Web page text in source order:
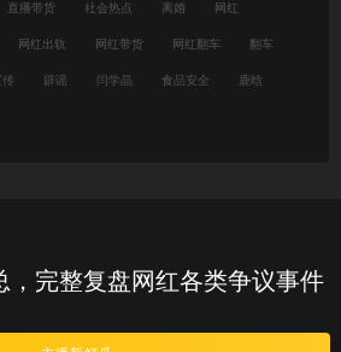
直播带货 社会热点 离婚 网红
网红出轨 网红带货 网红翻车 翻车
辟谣 闫学晶 食品安全 鹿晗
，完整复盘网红各类争议事件